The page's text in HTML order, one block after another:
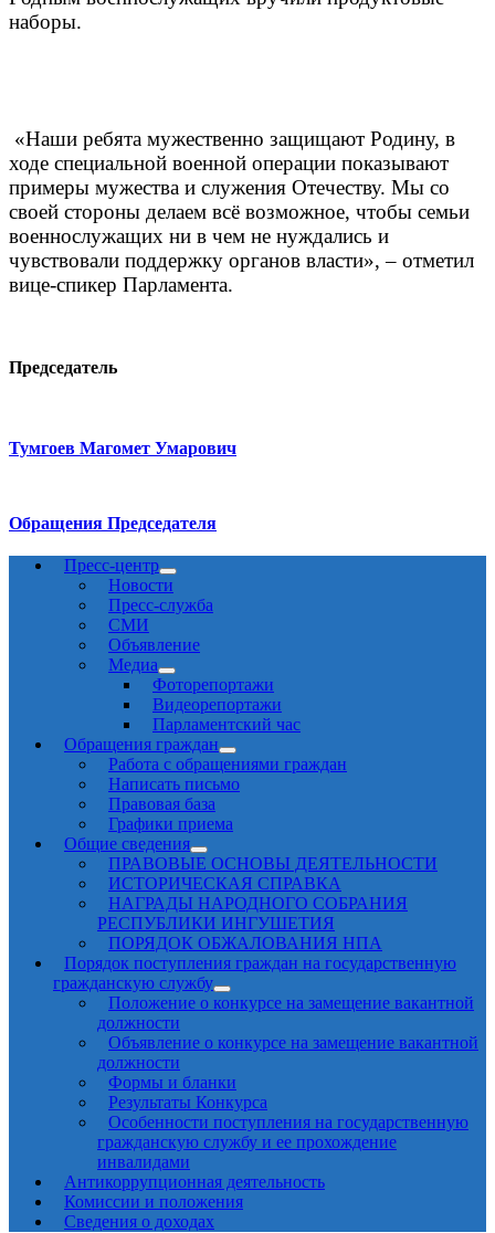
наборы.
«Наши ребята мужественно защищают Родину, в
ходе специальной военной операции показывают
примеры мужества и служения Отечеству. Мы со
своей стороны делаем всё возможное, чтобы семьи
военнослужащих ни в чем не нуждались и
чувствовали поддержку органов власти», – отметил
вице-спикер Парламента.
Председатель
Тумгоев Магомет Умарович
Обращения Председателя
Пресс-центр
Новости
Пресс-служба
СМИ
Объявление
Медиа
Фоторепортажи
Видеорепортажи
Парламентский час
Обращения граждан
Работа с обращениями граждан
Написать письмо
Правовая база
Графики приема
Общие сведения
ПРАВОВЫЕ ОСНОВЫ ДЕЯТЕЛЬНОСТИ
ИСТОРИЧЕСКАЯ СПРАВКА
НАГРАДЫ НАРОДНОГО СОБРАНИЯ
РЕСПУБЛИКИ ИНГУШЕТИЯ
ПОРЯДОК ОБЖАЛОВАНИЯ НПА
Порядок поступления граждан на государственную
гражданскую службу
Положение о конкурсе на замещение вакантной
должности
Объявление о конкурсе на замещение вакантной
должности
Формы и бланки
Результаты Конкурса
Особенности поступления на государственную
гражданскую службу и ее прохождение
инвалидами
Антикоррупционная деятельность
Комиссии и положения
Сведения о доходах